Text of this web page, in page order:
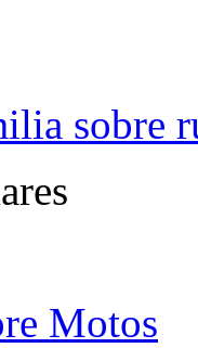
sobre
Motos